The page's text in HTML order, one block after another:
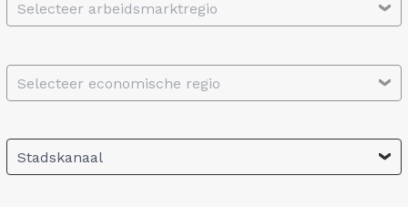
Selecteer arbeidsmarktregio
Selecteer economische regio
Stadskanaal